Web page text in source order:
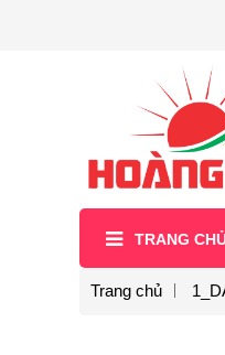
TRANG
Trang chủ